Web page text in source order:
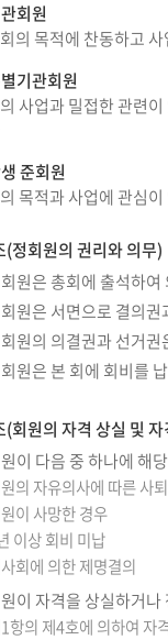
회원
의 목적에 찬동하고
기관회원
사업과 밀접한 관련
준회원
목적과 사업에 관심
(정회원의 권리와 의무)
원은 총회에 출석하여
원은 서면으로 결의권
원의 의결권과 선거권
원은 본 회에 회비를
회원의 자격 상실 및 자
이 다음 중 하나에 해
의 자유의사에 따른 사퇴
이 사망한 경우
이상 회비 미납
회에 의한 제명결의
이 자격을 상실하거나
항의 제4호에 의하여 자